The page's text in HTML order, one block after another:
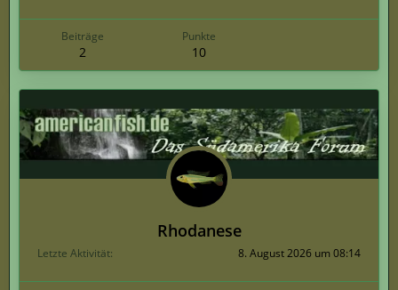
Beiträge
2
Punkte
10
Rhodanese
Letzte Aktivität 8. August 2026 um 08:14